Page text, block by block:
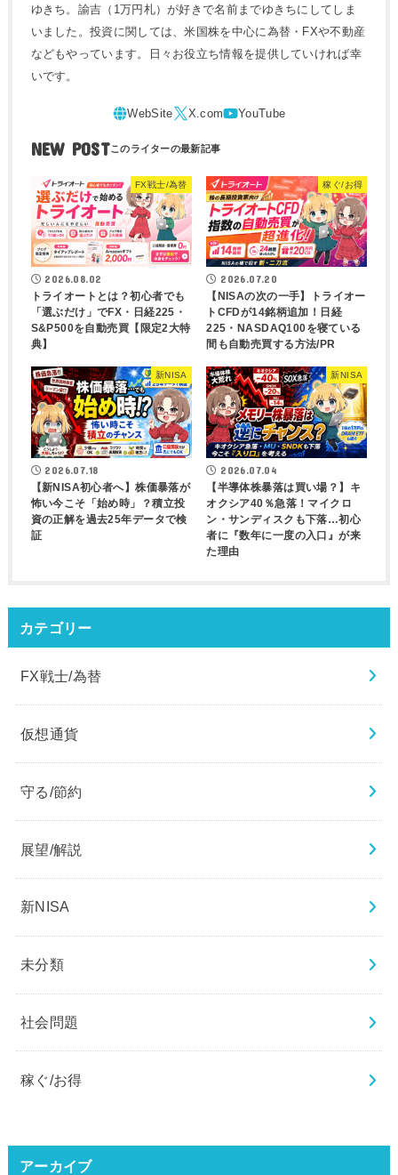
ゆきち。諭吉（1万円札）が好きで名前までゆきちにしてしま
いました。投資に関しては、米国株を中心に為替・FXや不動産
などもやっています。日々お役立ち情報を提供していければ幸
いです。
NEW POST
FX戦士/為替
2026.08.02
トライオートとは？初心者でも
「選ぶだけ」でFX・日経225・
S&P500を自動売買【限定2大特
典】
稼ぐ/お得
2026.07.20
【NISAの次の一手】トライオー
トCFDが14銘柄追加！日経
225・NASDAQ100を寝ている
間も自動売買する方法/PR
新NISA
2026.07.18
【新NISA初心者へ】株価暴落が
怖い今こそ「始め時」？積立投
資の正解を過去25年データで検
証
新NISA
2026.07.04
【半導体株暴落は買い場？】キ
オクシア40％急落！マイクロ
ン・サンディスクも下落…初心
者に『数年に一度の入口』が来
た理由
カテゴリー
FX戦士/為替
仮想通貨
守る/節約
展望/解説
新NISA
未分類
社会問題
稼ぐ/お得
アーカイブ